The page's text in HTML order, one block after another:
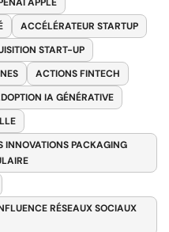
ACCÉLÉRATEUR STARTUP
START-UP
ACTIONS FINTECH
IA GÉNÉRATIVE
PACKAGING
RÉSEAUX SOCIAUX